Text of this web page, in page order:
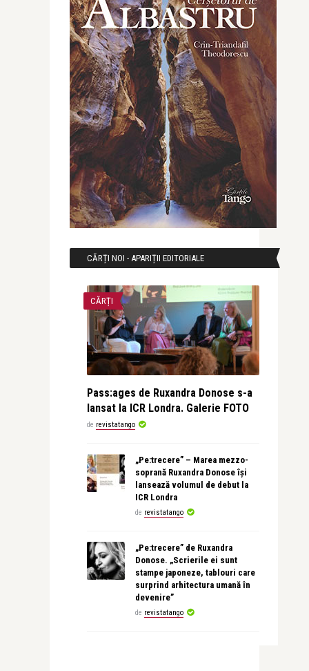
CĂRȚI NOI - APARIȚII EDITORIALE
CĂRȚI
Pass:ages de Ruxandra Donose s-a
lansat la ICR Londra. Galerie FOTO
de revistatango
„Pe:trecere” – Marea mezzo-
soprană Ruxandra Donose își
lansează volumul de debut la
ICR Londra
de revistatango
„Pe:trecere” de Ruxandra
Donose. „Scrierile ei sunt
stampe japoneze, tablouri care
surprind arhitectura umană în
devenire”
de revistatango